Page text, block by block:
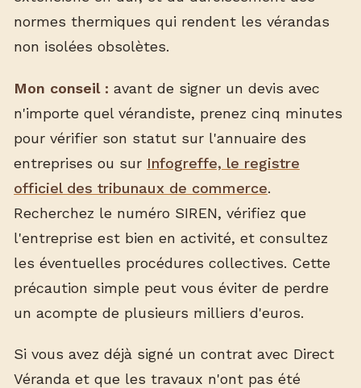
normes thermiques qui rendent les vérandas
non isolées obsolètes.
Mon conseil : avant de signer un devis avec
n'importe quel vérandiste, prenez cinq minutes
pour vérifier son statut sur l'annuaire des
entreprises ou sur Infogreffe, le registre
officiel des tribunaux de commerce.
Recherchez le numéro SIREN, vérifiez que
l'entreprise est bien en activité, et consultez
les éventuelles procédures collectives. Cette
précaution simple peut vous éviter de perdre
un acompte de plusieurs milliers d'euros.
Si vous avez déjà signé un contrat avec Direct
Véranda et que les travaux n'ont pas été